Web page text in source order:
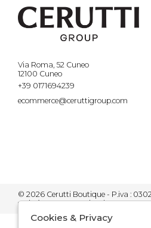
Via Roma, 52 Cuneo
12100 Cuneo
+39 0171694239
ecommerce@ceruttigroup.com
© 2026 Cerutti Boutique - P.iva :
societàgruppo Zucchetti
Cookies & Privacy